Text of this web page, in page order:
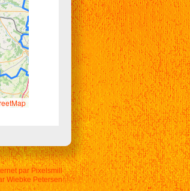
par Pixelsmill
Wiebke Petersen